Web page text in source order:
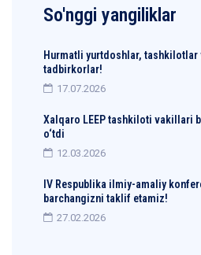
So'nggi yangiliklar
Hurmatli yurtdoshlar,
tadbirkorlar!
17.07.2026
Xalqaro LEEP tashkiloti vakillari
o‘tdi
12.03.2026
IV Respublika ilmiy-amaliy
barchangizni taklif etamiz!
27.02.2026